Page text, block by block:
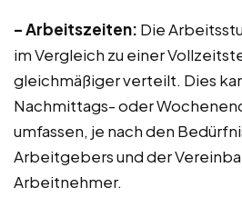
– Arbeitszeiten: Die
im Vergleich zu einer
gleichmäßiger verteilt. Dies
Nachmittags- oder
umfassen, je nach den
Arbeitgebers und der
Arbeitnehmer.